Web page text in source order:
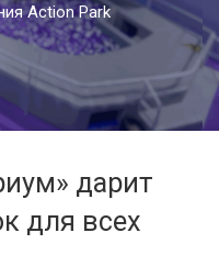
Action Park
дарит
для всех